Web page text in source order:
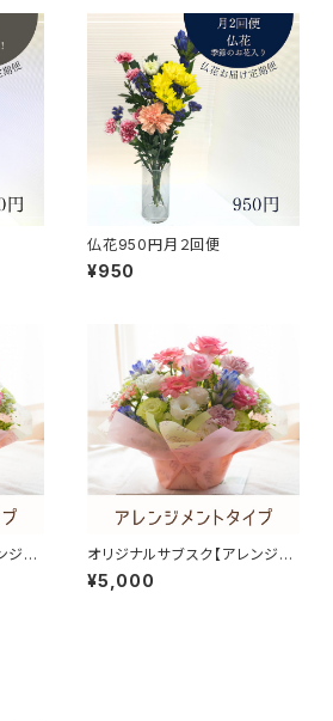
仏花950円月２回便
¥950
ジメ
オリジナルサブスク【アレンジメ
ント月1回5,000円コース】
¥5,000